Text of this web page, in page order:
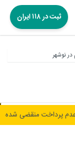
ثبت در ۱۱۸ ایران
نوشهر
پرداخت منقضی شده